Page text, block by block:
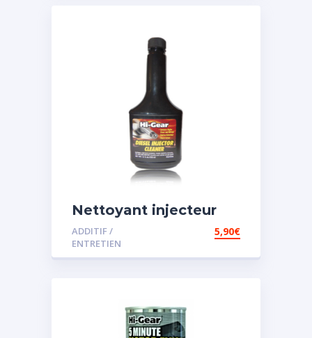
Nettoyant injecteur
diesel
ADDITIF /
ENTRETIEN
5,90€